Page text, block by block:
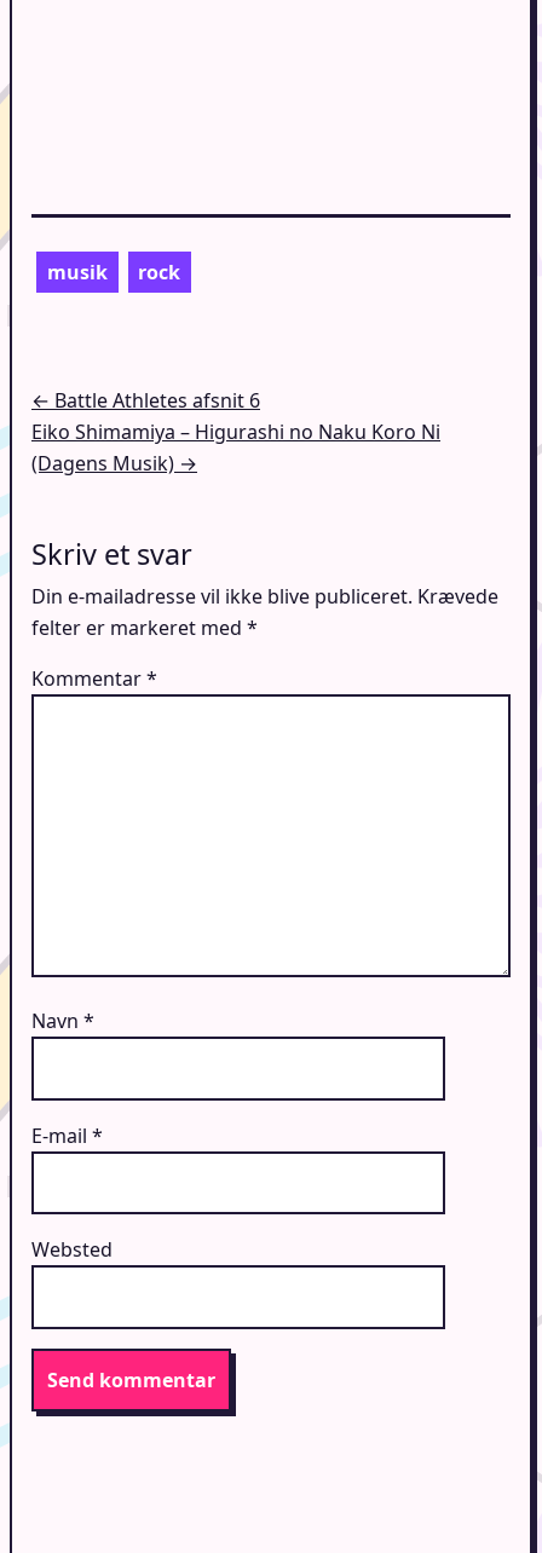
musik rock
Indlægsnavigation
← Battle Athletes afsnit 6
Eiko Shimamiya – Higurashi no Naku Koro Ni
(Dagens Musik) →
Skriv et svar
Din e-mailadresse vil ikke blive publiceret. Krævede
felter er markeret med *
Kommentar*
Navn *
E-mail *
Websted